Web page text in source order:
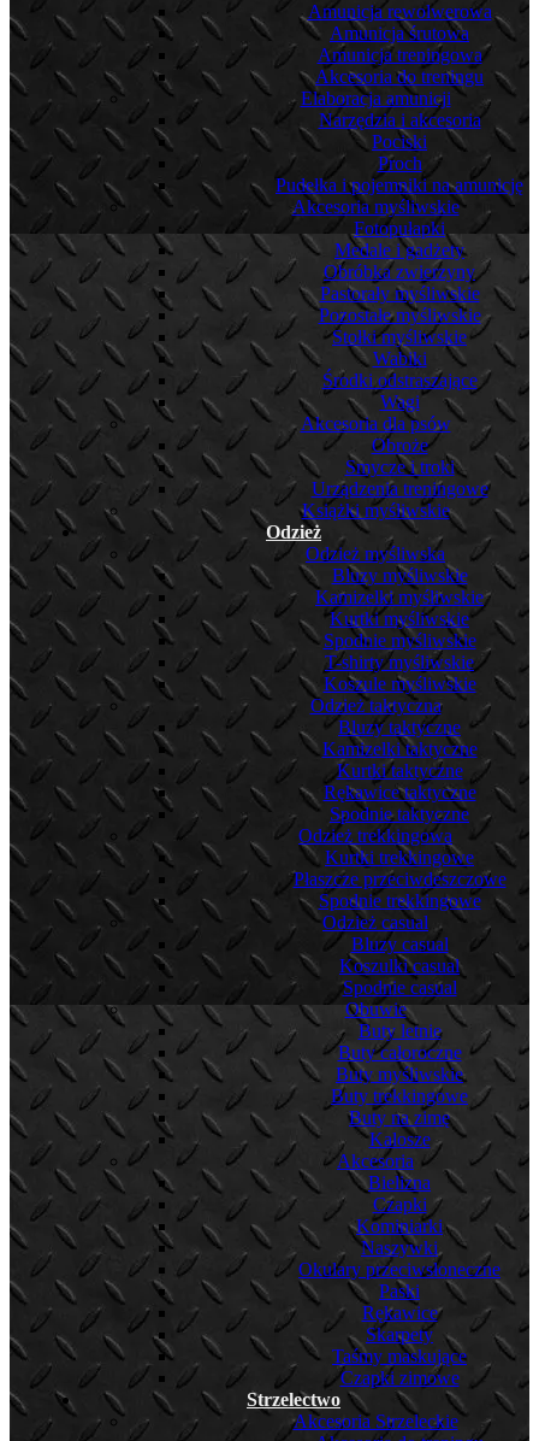
Amunicja rewolwerowa
Amunicja śrutowa
Amunicja treningowa
Akcesoria do treningu
Elaboracja amunicji
Narzędzia i akcesoria
Pociski
Proch
Pudełka i pojemniki na amunicję
Akcesoria myśliwskie
Fotopułapki
Medale i gadżety
Obróbka zwierzyny
Pastorały myśliwskie
Pozostałe myśliwskie
Stołki myśliwskie
Wabiki
Środki odstraszające
Wagi
Akcesoria dla psów
Obroże
Smycze i troki
Urządzenia treningowe
Książki myśliwskie
Odzież
Odzież myśliwska
Bluzy myśliwskie
Kamizelki myśliwskie
Kurtki myśliwskie
Spodnie myśliwskie
T-shirty myśliwskie
Koszule myśliwskie
Odzież taktyczna
Bluzy taktyczne
Kamizelki taktyczne
Kurtki taktyczne
Rękawice taktyczne
Spodnie taktyczne
Odzież trekkingowa
Kurtki trekkingowe
Płaszcze przeciwdeszczowe
Spodnie trekkingowe
Odzież casual
Bluzy casual
Koszulki casual
Spodnie casual
Obuwie
Buty letnie
Buty całoroczne
Buty myśliwskie
Buty trekkingowe
Buty na zimę
Kalosze
Akcesoria
Bielizna
Czapki
Kominiarki
Naszywki
Okulary przeciwsłoneczne
Paski
Rękawice
Skarpety
Taśmy maskujące
Czapki zimowe
Strzelectwo
Akcesoria Strzeleckie